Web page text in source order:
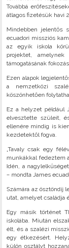
Továbbá
átlagos fizetésük havi
Mindebben jelentős
ecuadori missziós
az egyik iskola
projektet,
támogatásának
Ezen alapok
a nemzetközi
köszönhetően
Ez a helyzet például
elvesztette szüleit,
ellenére mindig is
kezdetektől fogva.
„Tavaly csak egy
munkákkal fedeztem
Idén, a
– mondta James
Számára az ösztöndíj
utat, amelyet családja
Egy másik történet
iskolába. Miután
élt, és a szalézi
egy étkezésért.
külön osztályt